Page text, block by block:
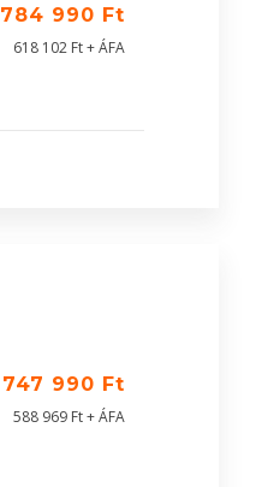
784 990 Ft
618 102 Ft + ÁFA
747 990 Ft
588 969 Ft + ÁFA